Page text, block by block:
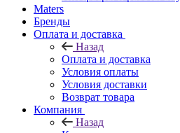
Maters
Бренды
Оплата и доставка
Назад
Оплата и доставка
Условия оплаты
Условия доставки
Возврат товара
Компания
Назад